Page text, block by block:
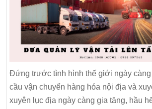
Đứng trước tình hình thế giới ngày càng
cầu vận chuyển hàng hóa nội địa và
xuyên lục địa ngày càng gia tăng, hầu